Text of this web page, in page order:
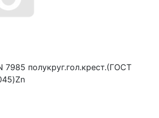
7985 полукруг.гол.крест.(ГОСТ